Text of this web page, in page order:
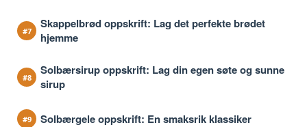
Skappelbrød oppskrift: Lag det perfekte brødet
hjemme
Solbærsirup oppskrift: Lag din egen søte og sunne
sirup
Solbærgele oppskrift: En smaksrik klassiker